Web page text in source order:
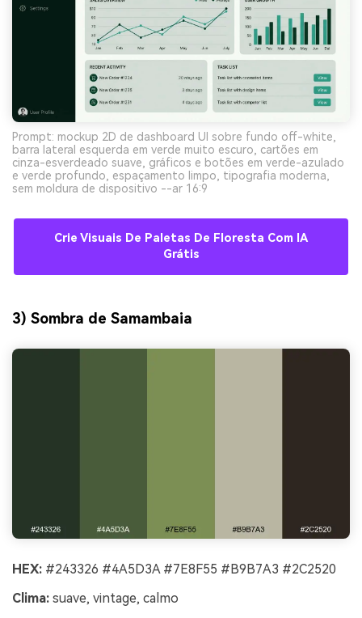
Prompt: mockup 2D de dashboard UI sobre fundo off-white,
barra lateral esquerda em verde muito escuro, cartões em
cinza-esverdeado suave, gráficos e botões em verde-azulado
e verde profundo, espaçamento limpo, tipografia moderna,
sem moldura de dispositivo --ar 16:9
Crie Visuais De Paletas De Floresta Com IA
Grátis
3) Sombra de Samambaia
HEX: #243326 #4A5D3A #7E8F55 #B9B7A3 #2C2520
Clima: suave, vintage, calmo